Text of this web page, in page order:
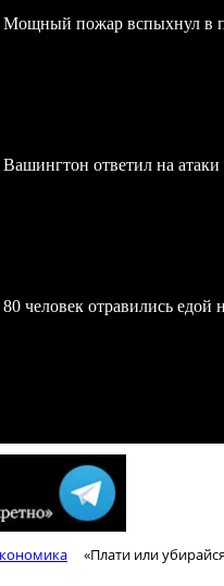
Мощный пожар вспыхнул в
Вашингтон ответил на
80 человек отравились едой
«Плати или